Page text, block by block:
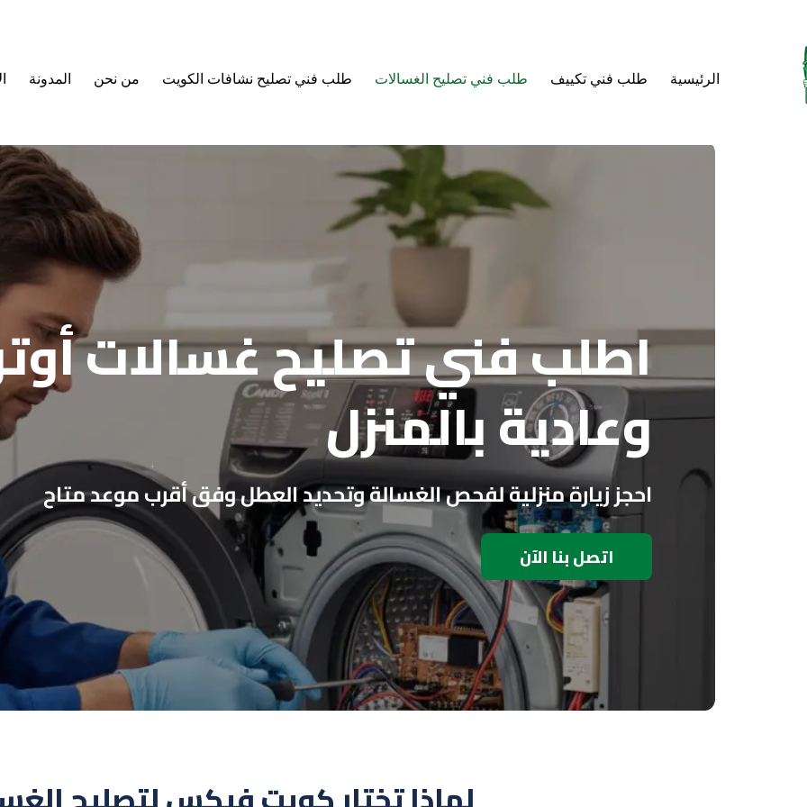
الرئيسية طلب فني تكييف طلب فني تصليح الغسالات طلب فني تصليح نشافات الكويت من نحن المدونة
اطلب فني تصليح غسالات
وعادية بالمنزل
احجز زيارة منزلية لفحص الغسالة وتحديد العطل وفق أقرب موعد متاح
اتصل بنا الآن